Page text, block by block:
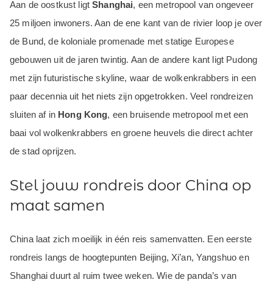
Aan de oostkust ligtShanghai, een metropool van ongeveer
25 miljoen inwoners. Aan de ene kant van de rivier loop je over
de Bund, de koloniale promenade met statige Europese
gebouwen uit de jaren twintig. Aan de andere kant ligt Pudong
met zijn futuristische skyline, waar de wolkenkrabbers in een
paar decennia uit het niets zijn opgetrokken. Veel rondreizen
sluiten af in Hong Kong, een bruisende metropool met een
baai vol wolkenkrabbers en groene heuvels die direct achter
de stad oprijzen.
Stel jouw rondreis door China op
maat samen
China laat zich moeilijk in één reis samenvatten. Een eerste
rondreis langs de hoogtepunten Beijing, Xi’an, Yangshuo en
Shanghai duurt al ruim twee weken. Wie de panda’s van